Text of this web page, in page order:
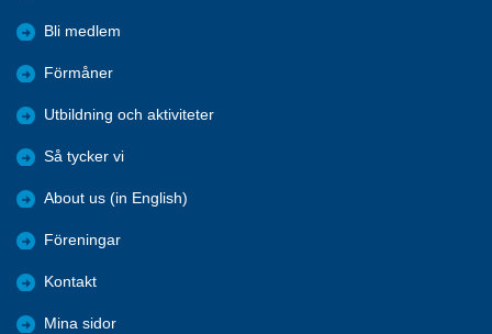
Bli medlem
Förmåner
Utbildning och aktiviteter
Så tycker vi
About us (in English)
Föreningar
Kontakt
Mina sidor